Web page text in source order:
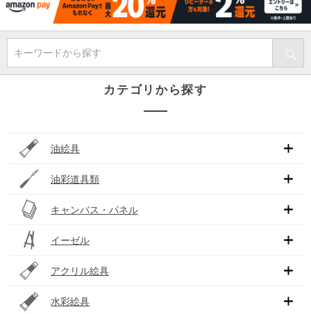
キーワードから探す
カテゴリから探す
油絵具
油彩道具類
キャンバス・パネル
イーゼル
アクリル絵具
水彩絵具